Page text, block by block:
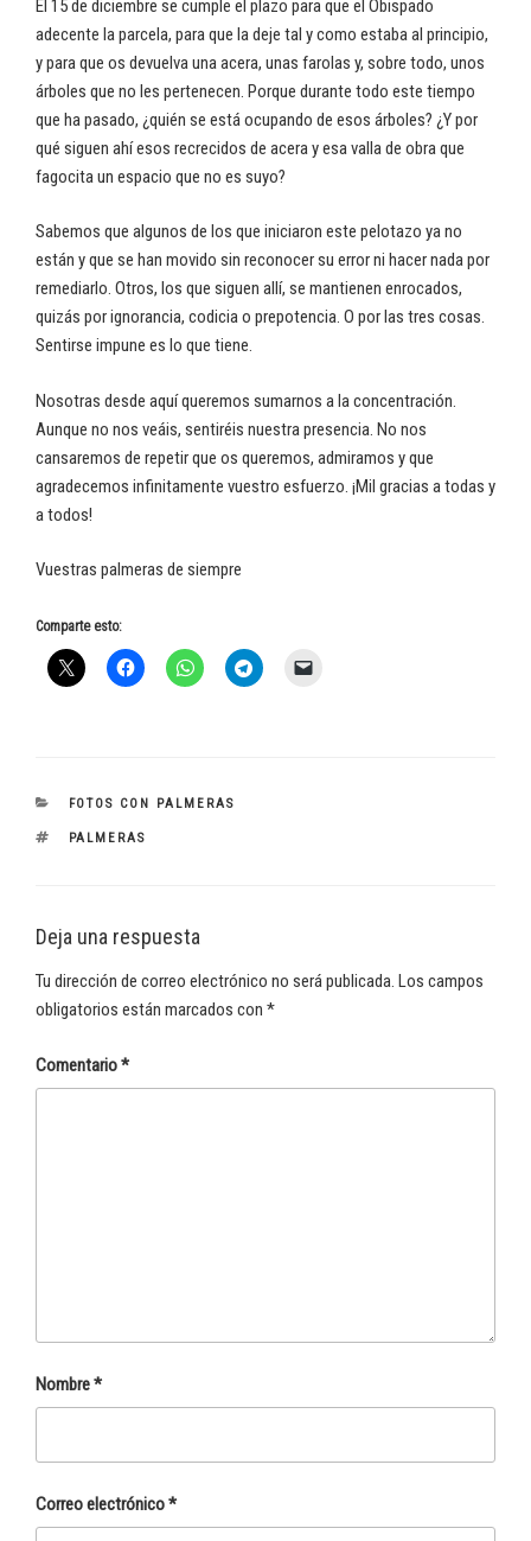
El 15 de diciembre se cumple el plazo para que el Obispado
adecente la parcela, para que la deje tal y como estaba al principio,
y para que os devuelva una acera, unas farolas y, sobre todo, unos
árboles que no les pertenecen. Porque durante todo este tiempo
que ha pasado, ¿quién se está ocupando de esos árboles? ¿Y por
qué siguen ahí esos recrecidos de acera y esa valla de obra que
fagocita un espacio que no es suyo?
Sabemos que algunos de los que iniciaron este pelotazo ya no
están y que se han movido sin reconocer su error ni hacer nada por
remediarlo. Otros, los que siguen allí, se mantienen enrocados,
quizás por ignorancia, codicia o prepotencia. O por las tres cosas.
Sentirse impune es lo que tiene.
Nosotras desde aquí queremos sumarnos a la concentración.
Aunque no nos veáis, sentiréis nuestra presencia. No nos
cansaremos de repetir que os queremos, admiramos y que
agradecemos infinitamente vuestro esfuerzo. ¡Mil gracias a todas y
a todos!
Vuestras palmeras de siempre
Comparte esto:
CATEGORÍAS
FOTOS CON PALMERAS
ETIQUETAS
PALMERAS
Deja una respuesta
Tu dirección de correo electrónico no será publicada. Los campos
obligatorios están marcados con *
Comentario*
Nombre*
Correo electrónico*